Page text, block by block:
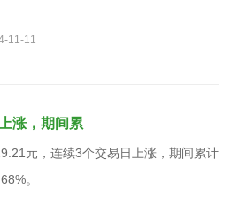
11-11
涨，期间累
元，连续3个交易日上涨，期间累计
。